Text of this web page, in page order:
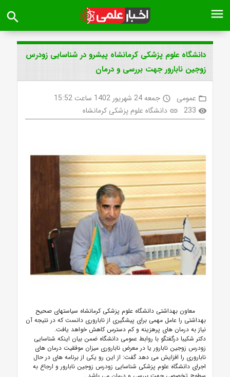
menu
search
دانشگاه علوم پزشکی کرمانشاه پیشرو در شناسایی زودرس
زوجین نابارور جهت بررسی و درمان
folder_open عمومی access_time جمعه 24 شهریور 1402 ساعت 15:52
visibility
233
link دانشگاه علوم پزشکی کرمانشاه
معاون بهداشتی دانشگاه علوم پزشکی کرمانشاه سیاستهای صحیح
بهداشتی را عامل مهمی برای پیشگیری از ناباروری دانست که در نتیجه آن
نیاز به درمان های پرهزینه و کم دسترس کاهش خواهد یافت.
دکتر شکیبا درگفتگو با روابط عمومی دانشگاه ضمن بیان اینکه شناسایی
زودرس زوجین نابارور یا در معرض ناباروری میزان موفقیت درمان های
ناباروری را افزایش می دهد گفت: از این رو یکی از برنامه های در حال
اجرای دانشگاه علوم پزشکی شناسایی زودرس زوجین نابارور و ارجاع به